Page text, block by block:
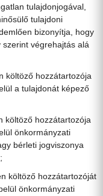
tulajdonjogával,
tulajdoni
bizonyítja, hogy
végrehajtás alá
költöző hozzátartozója
a tulajdonát képező
költöző hozzátartozója
önkormányzati
bérleti jogviszonya
költöző hozzátartozóját
önkormányzati